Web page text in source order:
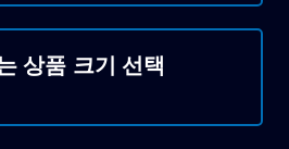
상품 크기 선택